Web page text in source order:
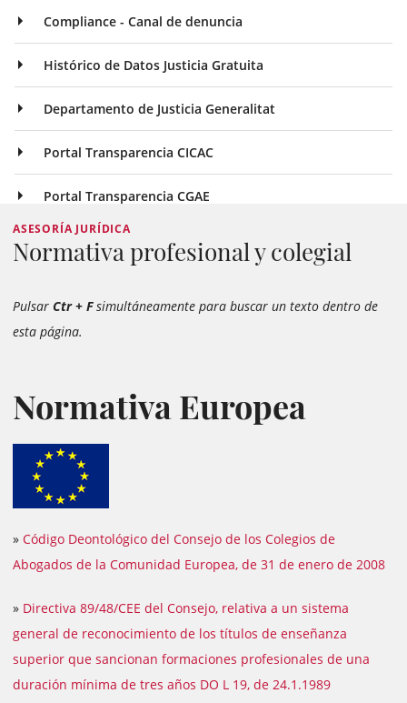
Compliance - Canal de denuncia
Histórico de Datos Justicia Gratuita
Departamento de Justicia Generalitat
Portal Transparencia CICAC
Portal Transparencia CGAE
ASESORÍA JURÍDICA
Normativa profesional y colegial
Pulsar Ctr + Fsimultáneamente para buscar un texto dentro de
esta página.
Normativa Europea
» Código Deontológico del Consejo de los Colegios de
Abogados de la Comunidad Europea, de 31 de enero de 2008
» Directiva 89/48/CEE del Consejo, relativa a un sistema
general de reconocimiento de los títulos de enseñanza
superior que sancionan formaciones profesionales de una
duración mínima de tres años DO L 19, de 24.1.1989